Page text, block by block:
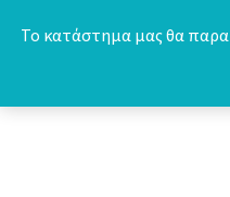
Το κατάστημα μας θα